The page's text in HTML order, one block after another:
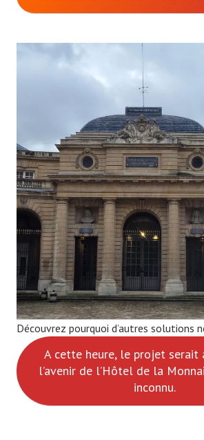
Découvrez pourquoi d’autres solutions
A cette heure, le projet serait
l’avenir de l’Hôtel de la
inconnu.